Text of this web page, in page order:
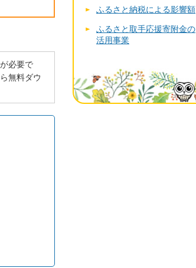
必要で
無料ダウ
ふるさと納税による影響額
ふるさと取手応援寄附金の
活用事業